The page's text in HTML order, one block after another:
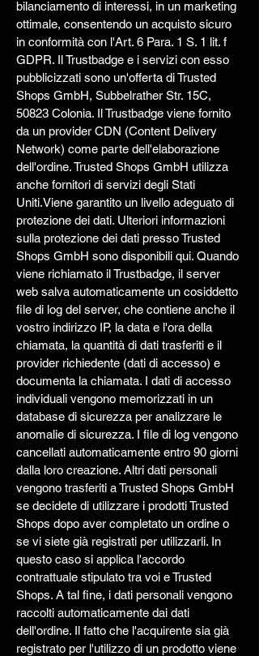
bilanciamento di interessi, in un marketing
ottimale, consentendo un acquisto sicuro
in conformità con l'Art. 6 Para. 1 S. 1 lit. f
GDPR. Il Trustbadge e i servizi con esso
pubblicizzati sono un'offerta di Trusted
Shops GmbH, Subbelrather Str. 15C,
50823 Colonia. Il Trustbadge viene fornito
da un provider CDN (Content Delivery
Network) come parte dell'elaborazione
dell'ordine. Trusted Shops GmbH utilizza
anche fornitori di servizi degli Stati
Uniti.Viene garantito un livello adeguato di
protezione dei dati. Ulteriori informazioni
sulla protezione dei dati presso Trusted
Shops GmbH sono disponibili qui. Quando
viene richiamato il Trustbadge, il server
web salva automaticamente un cosiddetto
file di log del server, che contiene anche il
vostro indirizzo IP, la data e l'ora della
chiamata, la quantità di dati trasferiti e il
provider richiedente (dati di accesso) e
documenta la chiamata. I dati di accesso
individuali vengono memorizzati in un
database di sicurezza per analizzare le
anomalie di sicurezza. I file di log vengono
cancellati automaticamente entro 90 giorni
dalla loro creazione. Altri dati personali
vengono trasferiti a Trusted Shops GmbH
se decidete di utilizzare i prodotti Trusted
Shops dopo aver completato un ordine o
se vi siete già registrati per utilizzarli. In
questo caso si applica l'accordo
contrattuale stipulato tra voi e Trusted
Shops. A tal fine, i dati personali vengono
raccolti automaticamente dai dati
dell'ordine. Il fatto che l'acquirente sia già
registrato per l'utilizzo di un prodotto viene